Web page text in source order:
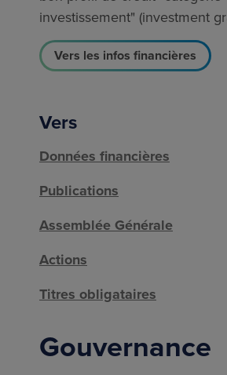
investissement" (investment
Vers les infos financières
Vers
Données financières
Publications
Assemblée Générale
Actions
Titres obligataires
Gouvernance